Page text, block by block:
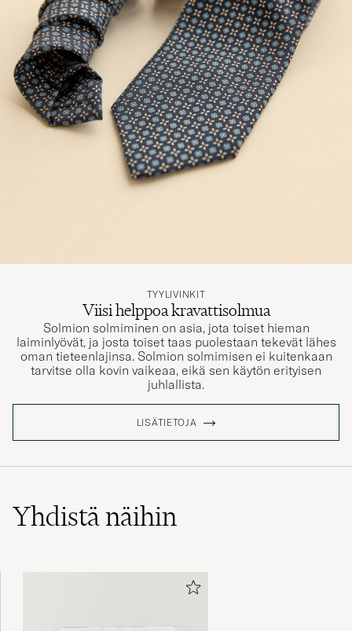
EDVIN L
OSTETTU OSOITTEESSA CAREOFCARL.SE
TYYLIVINKIT
Viisi helppoa kravattisolmua
Solmion solmiminen on asia, jota toiset hieman
laiminlyövät, ja josta toiset taas puolestaan tekevät lähes
oman tieteenlajinsa. Solmion solmimisen ei kuitenkaan
tarvitse olla kovin vaikeaa, eikä sen käytön erityisen
juhlallista.
LISÄTIETOJA
Yhdistä näihin